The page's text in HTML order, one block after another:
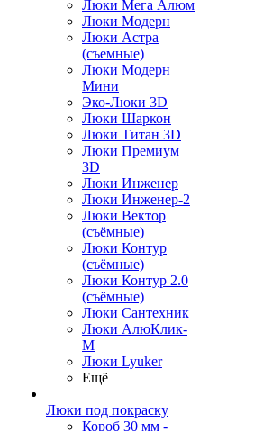
Люки Мега Алюм
Люки Модерн
Люки Астра
(съемные)
Люки Модерн
Мини
Эко-Люки 3D
Люки Шаркон
Люки Титан 3D
Люки Премиум
3D
Люки Инженер
Люки Инженер-2
Люки Вектор
(съёмные)
Люки Контур
(съёмные)
Люки Контур 2.0
(съёмные)
Люки Сантехник
Люки АлюКлик-
М
Люки Lyuker
Ещё
Люки под покраску
Короб 30 мм -